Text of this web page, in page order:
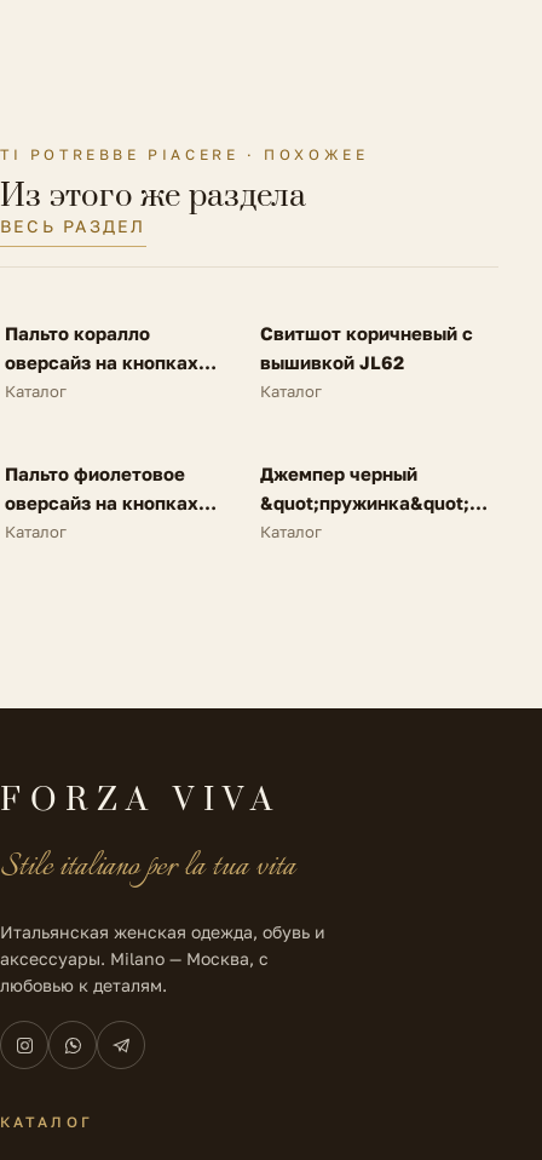
TI POTREBBE PIACERE · ПОХОЖЕЕ
Из этого же раздела
ВЕСЬ РАЗДЕЛ
SALE
FV
Пальто коралло
оверсайз на кнопках
A62
Каталог
NEW
FV
Свитшот коричневый с
вышивкой JL62
Каталог
SALE
FV
Пальто фиолетовое
оверсайз на кнопках
A62
Каталог
NEW
FV
Джемпер черный
&quot;пружинка&quot;
N25
Каталог
FORZA VIVA
Stile italiano per la tua vita
Итальянская женская одежда, обувь и
аксессуары. Milano — Москва, с
любовью к деталям.
КАТАЛОГ